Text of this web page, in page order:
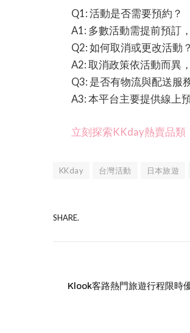
Q1: 活動是否需要預約？
A1: 多數活動需提前預訂
Q2: 如何取消或更改活動？
A2: 取消政策依活動而異
Q3: 是否有物流與配送服
A3: 本平台主要提供線上
立刻探索KKday熱賣品類
KKday 台灣活動 日本旅遊
SHARE.
Klook客路熱門旅遊行程限時